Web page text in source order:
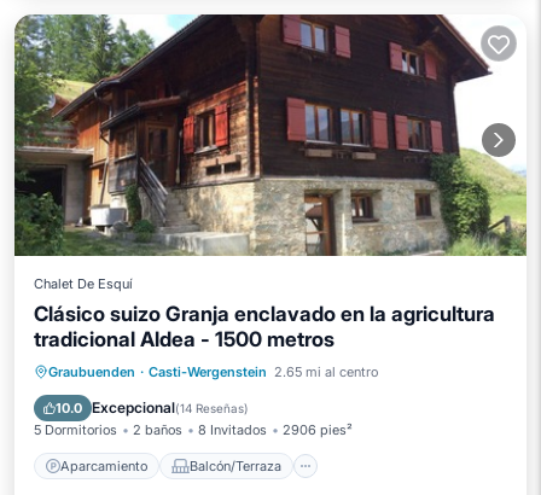
Chalet De Esquí
Clásico suizo Granja enclavado en la agricultura
tradicional Aldea - 1500 metros
Graubuenden · Casti-Wergenstein 2.65 mi al centro
10.0 Excepcional(14 Reseñas)
5 Dormitorios 2 baños 8 Invitados 2906 pies²
Aparcamiento Balcón/Terraza
Aparcamiento
Balcón/Terraza
Cocina
Internet